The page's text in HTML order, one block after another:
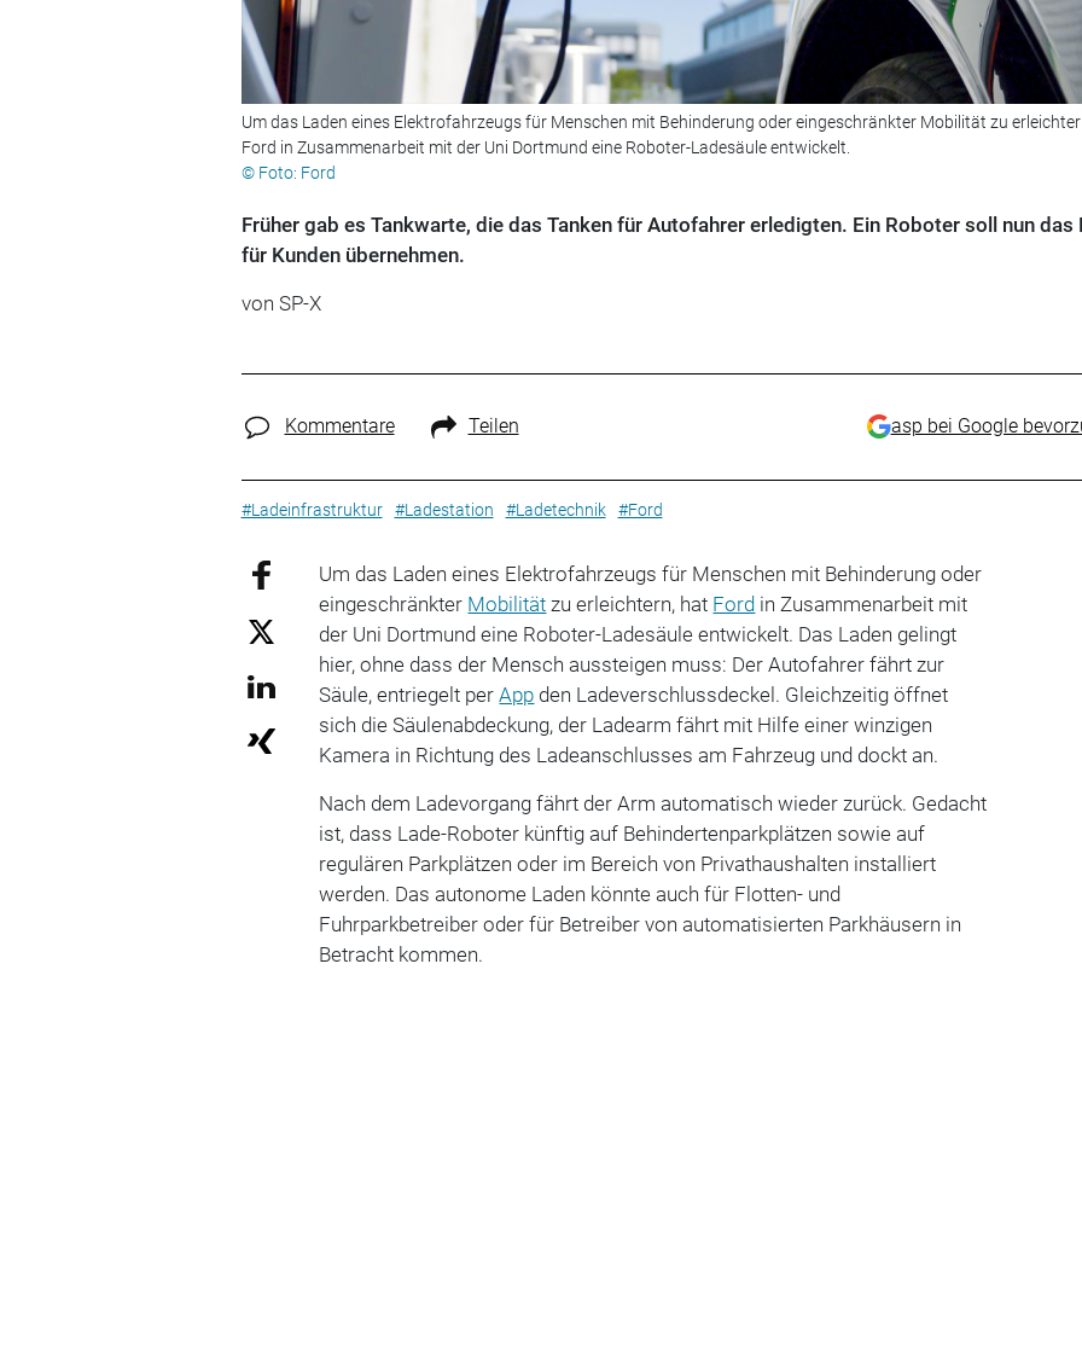
Um das Laden eines Elektrofahrzeugs für Menschen mit Behinderung oder eingeschränkter Mobilität zu
Ford in Zusammenarbeit mit der Uni Dortmund eine Roboter-Ladesäule entwickelt.
© Foto: Ford
Früher gab es Tankwarte, die das Tanken für Autofahrer erledigten. Ein Roboter soll nun das
für Kunden übernehmen.
von SP-X
Kommentare Teilen asp bei Google
#Ladeinfrastruktur #Ladestation #Ladetechnik #Ford
Um das Laden eines Elektrofahrzeugs für Menschen mit Behinderung oder
eingeschränkter Mobilität zu erleichtern, hat Ford in Zusammenarbeit mit
der Uni Dortmund eine Roboter-Ladesäule entwickelt. Das Laden gelingt
hier, ohne dass der Mensch aussteigen muss: Der Autofahrer fährt zur
Säule, entriegelt perApp den Ladeverschlussdeckel. Gleichzeitig öffnet
sich die Säulenabdeckung, der Ladearm fährt mit Hilfe einer winzigen
Kamera in Richtung des Ladeanschlusses am Fahrzeug und dockt an.
Nach dem Ladevorgang fährt der Arm automatisch wieder zurück. Gedacht
ist, dass Lade-Roboter künftig auf Behindertenparkplätzen sowie auf
regulären Parkplätzen oder im Bereich von Privathaushalten installiert
werden. Das autonome Laden könnte auch für Flotten- und
Fuhrparkbetreiber oder für Betreiber von automatisierten Parkhäusern in
Betracht kommen.